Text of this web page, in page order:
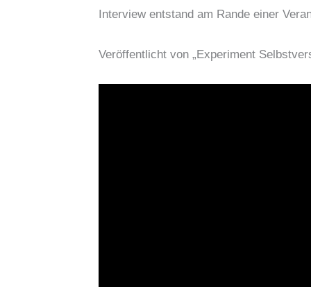
Interview entstand am Rande einer
Veröffentlicht von „Experiment